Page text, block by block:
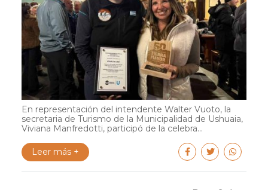
En representación del intendente Walter Vuoto, la
secretaria de Turismo de la Municipalidad de Ushuaia,
Viviana Manfredotti, participó de la celebra...
Leer más +